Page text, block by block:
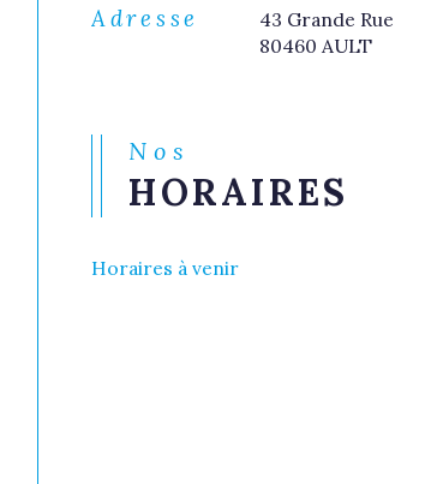
Adresse
43 Grande Rue
80460 AULT
Nos
HORAIRES
Horaires à venir